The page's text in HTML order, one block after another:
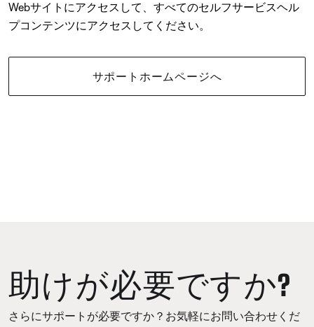
Webサイトにアクセスして、すべてのセルフサービスヘル
プコンテンツにアクセスしてください。
サポートホームページへ
助けが必要ですか?
さらにサポートが必要ですか？お気軽にお問い合わせくだ